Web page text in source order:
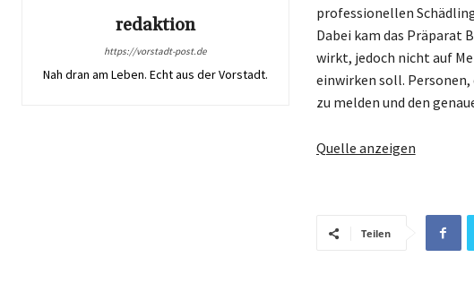
redaktion
https://vorstadt-post.de
Nah dran am Leben. Echt aus der Vorstadt.
professionellen
Dabei kam das Präparat
wirkt, jedoch nicht auf
einwirken soll.
zu melden und den
Quelle anzeigen
Teilen